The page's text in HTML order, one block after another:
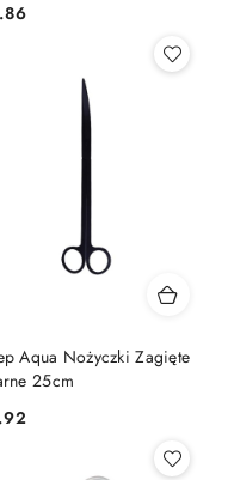
Aqua Nożyczki Zagięte
25cm